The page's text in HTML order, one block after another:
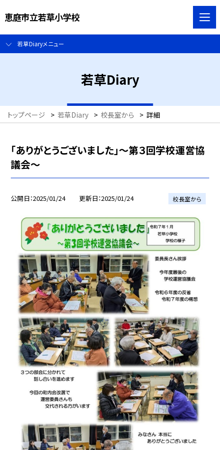
恵庭市立若草小学校
若草Diaryメニュー
若草Diary
トップページ > 若草Diary > 校長室から > 詳細
「ありがとうございました」～第３回学校運営協
議会～
公開日 2025/01/24 更新日 2025/01/24 校長室から